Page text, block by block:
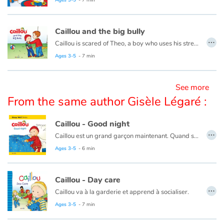
Blog
Learn french with Storyplay'r
Reading for children
Activities and workshops
Dyslexia and reading disorders
Caillou and the big bully
Caillou is scared of Theo, a boy who uses his strength to get what he wants.
This book is also available in French:
Ages 3-5 - 7 min
…
See more
From the same author Gisèle Légaré :
Caillou - Good night
Caillou est un grand garçon maintenant. Quand sa sœur Rosie va au lit, il peut rester avant Maman et Papa. Mais, quand les jeux et histoires sont finis, quand ses parents sortent de sa chambre et ferment la porte, Caillou se sent très vulnérable tout seul dans le noir.
Ce livre existe également en français :
Ages 3-5 - 6 min
…
Caillou - Day care
Caillou va à la garderie et apprend à socialiser.
Cette histoire existe aussi en français :
Ages 3-5 - 7 min
…